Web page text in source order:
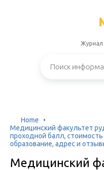
Журнал
Home
Медицинский факультет
проходной балл,
образование, адрес и
Медицинский